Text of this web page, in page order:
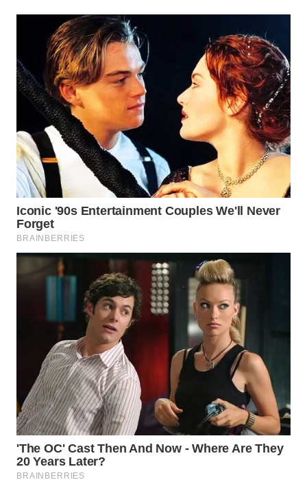
KARAWANG
WN
BEKASI
WN
BOGOR
WN
DEPOK
WN
TAPANULI
UTARA
WN
WN
PADANG
LAWAS
WN
SUMEDANG
CIANJUR